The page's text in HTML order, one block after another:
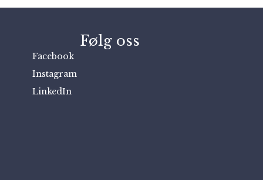
Følg oss
Facebook
Instagram
LinkedIn